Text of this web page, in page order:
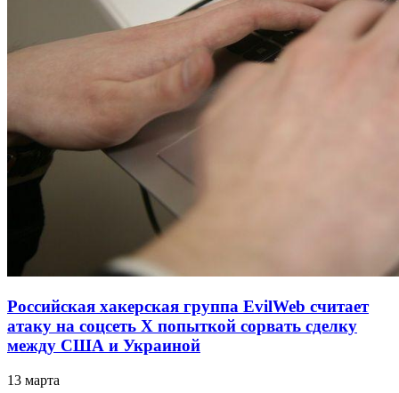
Российская хакерская группа EvilWeb считает
атаку на соцсеть Х попыткой сорвать сделку
между США и Украиной
13 марта